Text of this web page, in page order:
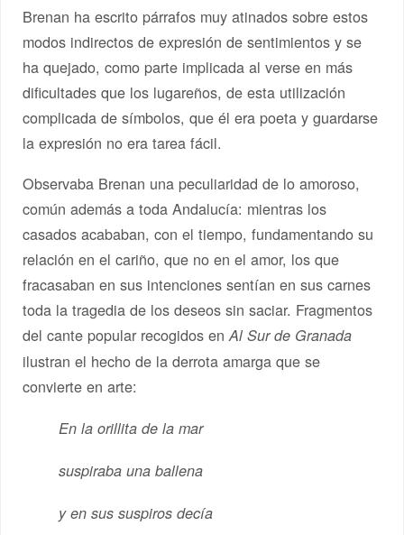
Brenan ha escrito párrafos muy atinados sobre estos
modos indirectos de expresión de sentimientos y se
ha quejado, como parte implicada al verse en más
dificultades que los lugareños, de esta utilización
complicada de símbolos, que él era poeta y guardarse
la expresión no era tarea fácil.
Observaba Brenan una peculiaridad de lo amoroso,
común además a toda Andalucía: mientras los
casados acababan, con el tiempo, fundamentando su
relación en el cariño, que no en el amor, los que
fracasaban en sus intenciones sentían en sus carnes
toda la tragedia de los deseos sin saciar. Fragmentos
del cante popular recogidos enAl Sur de Granada
ilustran el hecho de la derrota amarga que se
convierte en arte:
En la orillita de la mar
suspiraba una ballena
y en sus suspiros decía